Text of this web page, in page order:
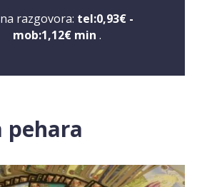
razgovora: tel:0,93€ -
mob:1,12€ min .
pehara